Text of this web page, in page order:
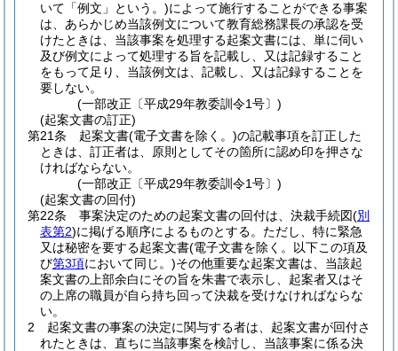
いて「例文」という。)によって施行することができる事案
は、あらかじめ当該例文について教育総務課長の承認を受
けたときは、当該事案を処理する起案文書には、単に伺い
及び例文によって処理する旨を記載し、又は記録すること
をもって足り、当該例文は、記載し、又は記録することを
要しない。
(一部改正〔平成29年教委訓令1号〕)
(起案文書の訂正)
第21条
起案文書(電子文書を除く。)の記載事項を訂正した
ときは、訂正者は、原則としてその箇所に認め印を押さな
ければならない。
(一部改正〔平成29年教委訓令1号〕)
(起案文書の回付)
第22条
事案決定のための起案文書の回付は、決裁手続図(別
表第2)に掲げる順序によるものとする。 ただし、特に緊急
又は秘密を要する起案文書(電子文書を除く。以下この項及
び第3項において同じ。)その他重要な起案文書は、当該起
案文書の上部余白にその旨を朱書で表示し、起案者又はそ
の上席の職員が自ら持ち回って決裁を受けなければならな
い。
2
起案文書の事案の決定に関与する者は、起案文書が回付さ
れたときは、直ちに当該事案を検討し、当該事案に係る決